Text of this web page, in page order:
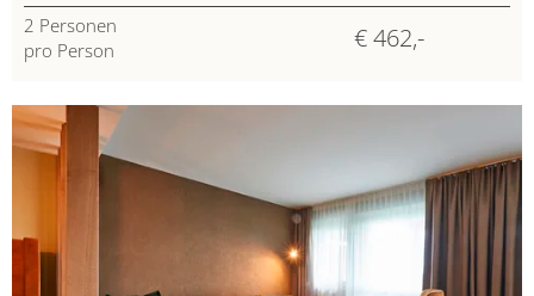
2 Personen
pro Person
€ 462,-